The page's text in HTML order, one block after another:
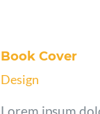
Book Cover
Design
Lorem ipsum